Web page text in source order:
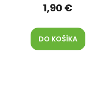
1,90 €
DO KOŠÍKA